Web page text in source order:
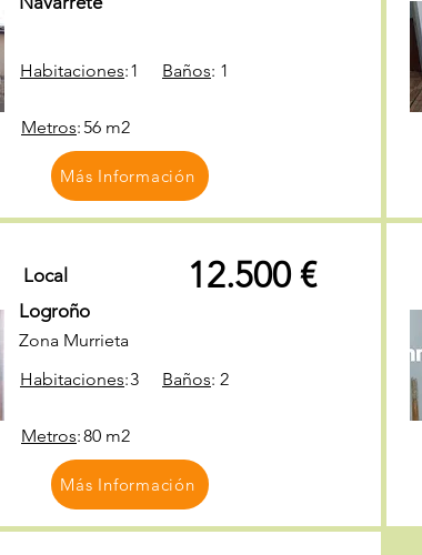
Habitaciones:1 Baños: 1
Metros:56 m2
Más Información
12.500 €
Local
Logroño
Zona Murrieta
Habitaciones:3 Baños: 2
Metros:80 m2
Más Información